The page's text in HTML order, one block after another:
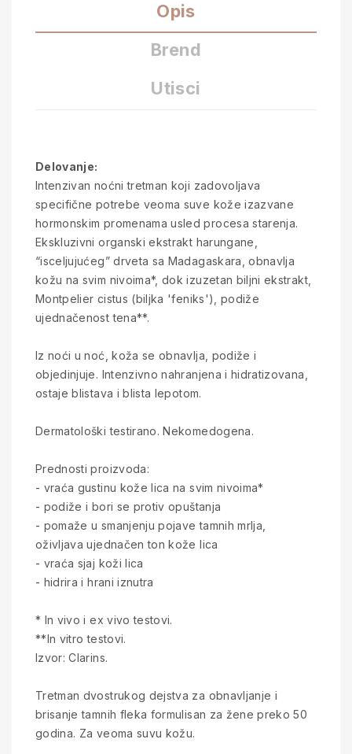
Opis
Brend
Utisci
Delovanje:
Intenzivan noćni tretman koji zadovoljava
specifične potrebe veoma suve kože izazvane
hormonskim promenama usled procesa starenja.
Ekskluzivni organski ekstrakt harungane,
“isceljujućeg” drveta sa Madagaskara, obnavlja
kožu na svim nivoima*, dok izuzetan biljni ekstrakt,
Montpelier cistus (biljka 'feniks'), podiže
ujednačenost tena**.
Iz noći u noć, koža se obnavlja, podiže i
objedinjuje. Intenzivno nahranjena i hidratizovana,
ostaje blistava i blista lepotom.
Dermatološki testirano. Nekomedogena.
Prednosti proizvoda:
- vraća gustinu kože lica na svim nivoima*
- podiže i bori se protiv opuštanja
- pomaže u smanjenju pojave tamnih mrlja,
oživljava ujednačen ton kože lica
- vraća sjaj koži lica
- hidrira i hrani iznutra
* In vivo i ex vivo testovi.
**In vitro testovi.
Izvor: Clarins.
Tretman dvostrukog dejstva za obnavljanje i
brisanje tamnih fleka formulisan za žene preko 50
godina. Za veoma suvu kožu.